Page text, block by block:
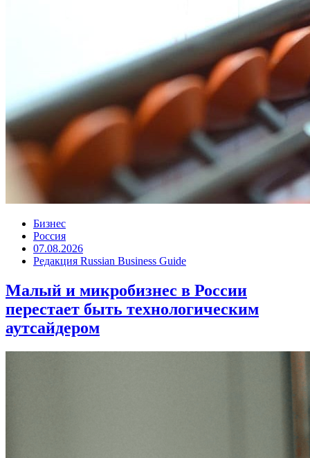
Бизнес
Россия
07.08.2026
Редакция Russian Business Guide
Малый и микробизнес в России
перестает быть технологическим
аутсайдером